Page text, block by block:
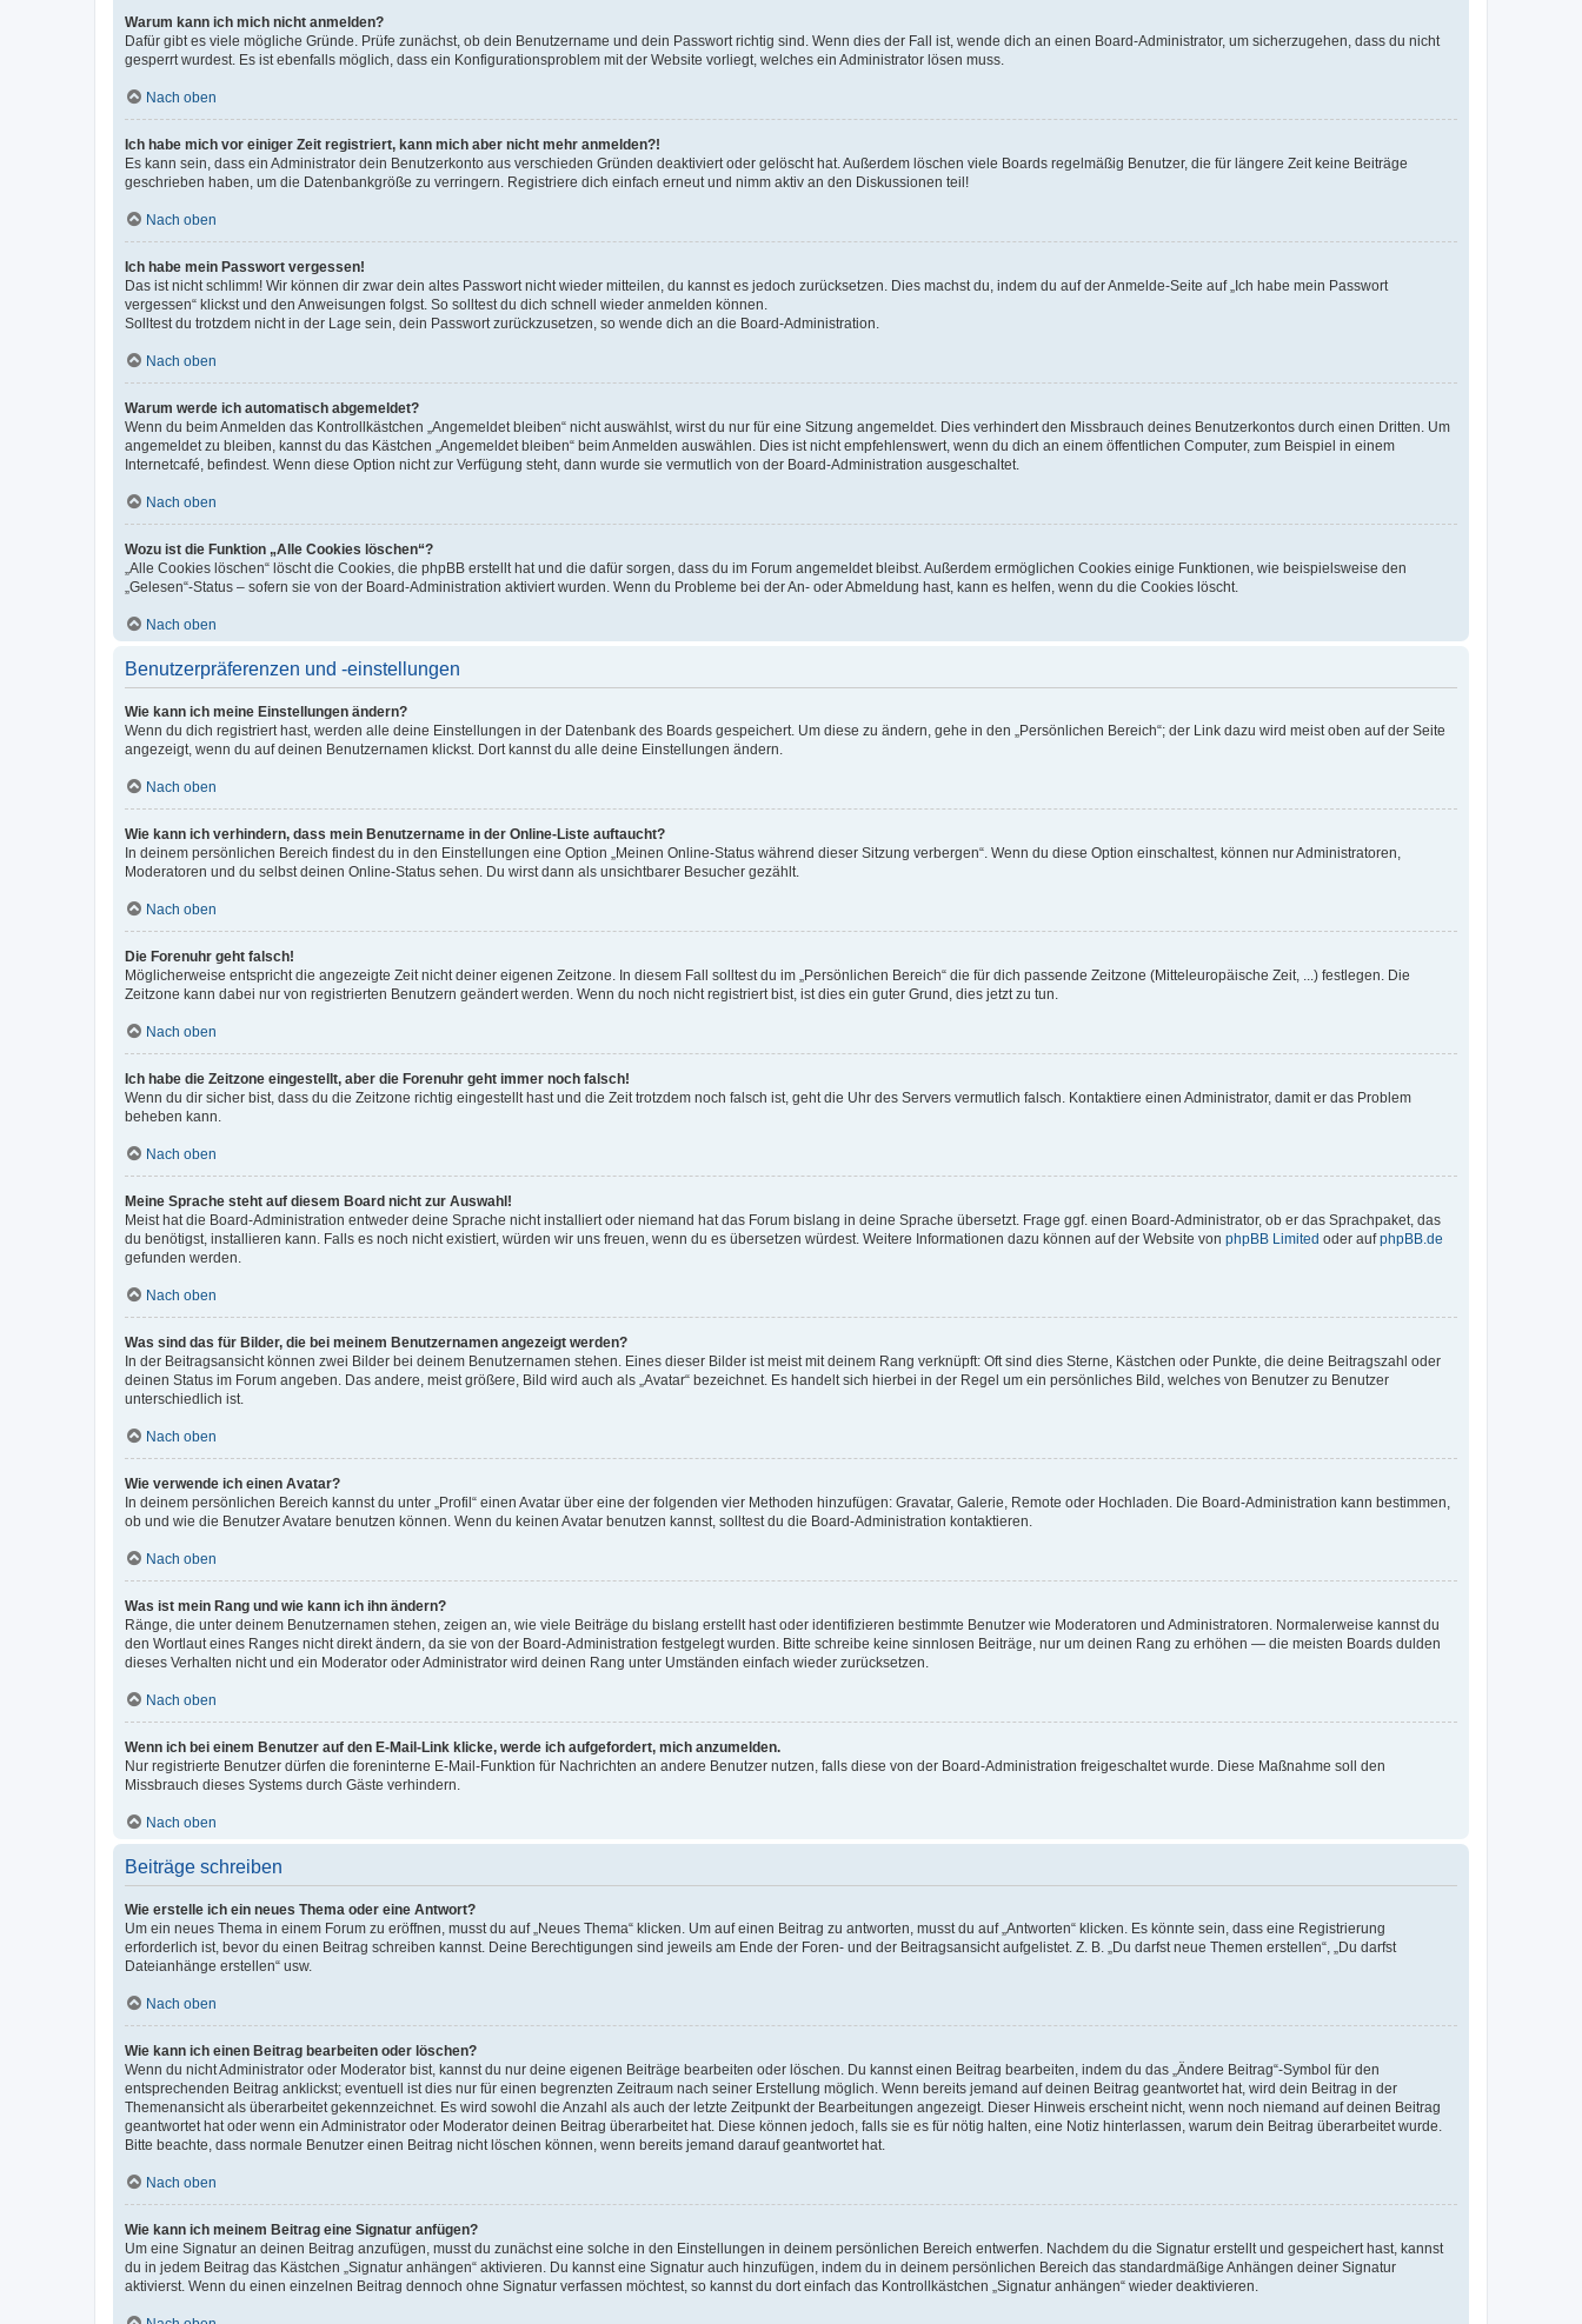
Warum kann ich mich nicht anmelden?
Dafür gibt es viele mögliche Gründe. Prüfe zunächst, ob dein Benutzername und dein Passwort richtig sind. Wenn dies der Fall ist, wende dich an einen Board-Administrator, um sicherzugehen, dass du nicht
gesperrt wurdest. Es ist ebenfalls möglich, dass ein Konfigurationsproblem mit der Website vorliegt, welches ein Administrator lösen muss.
Nach oben
Ich habe mich vor einiger Zeit registriert, kann mich aber nicht mehr anmelden?!
Es kann sein, dass ein Administrator dein Benutzerkonto aus verschieden Gründen deaktiviert oder gelöscht hat. Außerdem löschen viele Boards regelmäßig Benutzer, die für längere Zeit keine Beiträge
geschrieben haben, um die Datenbankgröße zu verringern. Registriere dich einfach erneut und nimm aktiv an den Diskussionen teil!
Nach oben
Ich habe mein Passwort vergessen!
Das ist nicht schlimm! Wir können dir zwar dein altes Passwort nicht wieder mitteilen, du kannst es jedoch zurücksetzen. Dies machst du, indem du auf der Anmelde-Seite auf „Ich habe mein Passwort
vergessen“ klickst und den Anweisungen folgst. So solltest du dich schnell wieder anmelden können.
Solltest du trotzdem nicht in der Lage sein, dein Passwort zurückzusetzen, so wende dich an die Board-Administration.
Nach oben
Warum werde ich automatisch abgemeldet?
Wenn du beim Anmelden das Kontrollkästchen „Angemeldet bleiben“ nicht auswählst, wirst du nur für eine Sitzung angemeldet. Dies verhindert den Missbrauch deines Benutzerkontos durch einen Dritten. Um
angemeldet zu bleiben, kannst du das Kästchen „Angemeldet bleiben“ beim Anmelden auswählen. Dies ist nicht empfehlenswert, wenn du dich an einem öffentlichen Computer, zum Beispiel in einem
Internetcafé, befindest. Wenn diese Option nicht zur Verfügung steht, dann wurde sie vermutlich von der Board-Administration ausgeschaltet.
Nach oben
Wozu ist die Funktion „Alle Cookies löschen“?
„Alle Cookies löschen“ löscht die Cookies, die phpBB erstellt hat und die dafür sorgen, dass du im Forum angemeldet bleibst. Außerdem ermöglichen Cookies einige Funktionen, wie beispielsweise den
„Gelesen“-Status – sofern sie von der Board-Administration aktiviert wurden. Wenn du Probleme bei der An- oder Abmeldung hast, kann es helfen, wenn du die Cookies löscht.
Nach oben
Benutzerpräferenzen und -einstellungen
Wie kann ich meine Einstellungen ändern?
Wenn du dich registriert hast, werden alle deine Einstellungen in der Datenbank des Boards gespeichert. Um diese zu ändern, gehe in den „Persönlichen Bereich“; der Link dazu wird meist oben auf der Seite
angezeigt, wenn du auf deinen Benutzernamen klickst. Dort kannst du alle deine Einstellungen ändern.
Nach oben
Wie kann ich verhindern, dass mein Benutzername in der Online-Liste auftaucht?
In deinem persönlichen Bereich findest du in den Einstellungen eine Option „Meinen Online-Status während dieser Sitzung verbergen“. Wenn du diese Option einschaltest, können nur Administratoren,
Moderatoren und du selbst deinen Online-Status sehen. Du wirst dann als unsichtbarer Besucher gezählt.
Nach oben
Die Forenuhr geht falsch!
Möglicherweise entspricht die angezeigte Zeit nicht deiner eigenen Zeitzone. In diesem Fall solltest du im „Persönlichen Bereich“ die für dich passende Zeitzone (Mitteleuropäische Zeit, ...) festlegen. Die
Zeitzone kann dabei nur von registrierten Benutzern geändert werden. Wenn du noch nicht registriert bist, ist dies ein guter Grund, dies jetzt zu tun.
Nach oben
Ich habe die Zeitzone eingestellt, aber die Forenuhr geht immer noch falsch!
Wenn du dir sicher bist, dass du die Zeitzone richtig eingestellt hast und die Zeit trotzdem noch falsch ist, geht die Uhr des Servers vermutlich falsch. Kontaktiere einen Administrator, damit er das Problem
beheben kann.
Nach oben
Meine Sprache steht auf diesem Board nicht zur Auswahl!
Meist hat die Board-Administration entweder deine Sprache nicht installiert oder niemand hat das Forum bislang in deine Sprache übersetzt. Frage ggf. einen Board-Administrator, ob er das Sprachpaket, das
du benötigst, installieren kann. Falls es noch nicht existiert, würden wir uns freuen, wenn du es übersetzen würdest. Weitere Informationen dazu können auf der Website von phpBB Limited oder aufphpBB.de
gefunden werden.
Nach oben
Was sind das für Bilder, die bei meinem Benutzernamen angezeigt werden?
In der Beitragsansicht können zwei Bilder bei deinem Benutzernamen stehen. Eines dieser Bilder ist meist mit deinem Rang verknüpft: Oft sind dies Sterne, Kästchen oder Punkte, die deine Beitragszahl oder
deinen Status im Forum angeben. Das andere, meist größere, Bild wird auch als „Avatar“ bezeichnet. Es handelt sich hierbei in der Regel um ein persönliches Bild, welches von Benutzer zu Benutzer
unterschiedlich ist.
Nach oben
Wie verwende ich einen Avatar?
In deinem persönlichen Bereich kannst du unter „Profil“ einen Avatar über eine der folgenden vier Methoden hinzufügen: Gravatar, Galerie, Remote oder Hochladen. Die Board-Administration kann bestimmen,
ob und wie die Benutzer Avatare benutzen können. Wenn du keinen Avatar benutzen kannst, solltest du die Board-Administration kontaktieren.
Nach oben
Was ist mein Rang und wie kann ich ihn ändern?
Ränge, die unter deinem Benutzernamen stehen, zeigen an, wie viele Beiträge du bislang erstellt hast oder identifizieren bestimmte Benutzer wie Moderatoren und Administratoren. Normalerweise kannst du
den Wortlaut eines Ranges nicht direkt ändern, da sie von der Board-Administration festgelegt wurden. Bitte schreibe keine sinnlosen Beiträge, nur um deinen Rang zu erhöhen — die meisten Boards dulden
dieses Verhalten nicht und ein Moderator oder Administrator wird deinen Rang unter Umständen einfach wieder zurücksetzen.
Nach oben
Wenn ich bei einem Benutzer auf den E-Mail-Link klicke, werde ich aufgefordert, mich anzumelden.
Nur registrierte Benutzer dürfen die foreninterne E-Mail-Funktion für Nachrichten an andere Benutzer nutzen, falls diese von der Board-Administration freigeschaltet wurde. Diese Maßnahme soll den
Missbrauch dieses Systems durch Gäste verhindern.
Nach oben
Beiträge schreiben
Wie erstelle ich ein neues Thema oder eine Antwort?
Um ein neues Thema in einem Forum zu eröffnen, musst du auf „Neues Thema“ klicken. Um auf einen Beitrag zu antworten, musst du auf „Antworten“ klicken. Es könnte sein, dass eine Registrierung
erforderlich ist, bevor du einen Beitrag schreiben kannst. Deine Berechtigungen sind jeweils am Ende der Foren- und der Beitragsansicht aufgelistet. Z. B. „Du darfst neue Themen erstellen“, „Du darfst
Dateianhänge erstellen“ usw.
Nach oben
Wie kann ich einen Beitrag bearbeiten oder löschen?
Wenn du nicht Administrator oder Moderator bist, kannst du nur deine eigenen Beiträge bearbeiten oder löschen. Du kannst einen Beitrag bearbeiten, indem du das „Ändere Beitrag“-Symbol für den
entsprechenden Beitrag anklickst; eventuell ist dies nur für einen begrenzten Zeitraum nach seiner Erstellung möglich. Wenn bereits jemand auf deinen Beitrag geantwortet hat, wird dein Beitrag in der
Themenansicht als überarbeitet gekennzeichnet. Es wird sowohl die Anzahl als auch der letzte Zeitpunkt der Bearbeitungen angezeigt. Dieser Hinweis erscheint nicht, wenn noch niemand auf deinen Beitrag
geantwortet hat oder wenn ein Administrator oder Moderator deinen Beitrag überarbeitet hat. Diese können jedoch, falls sie es für nötig halten, eine Notiz hinterlassen, warum dein Beitrag überarbeitet wurde.
Bitte beachte, dass normale Benutzer einen Beitrag nicht löschen können, wenn bereits jemand darauf geantwortet hat.
Nach oben
Wie kann ich meinem Beitrag eine Signatur anfügen?
Um eine Signatur an deinen Beitrag anzufügen, musst du zunächst eine solche in den Einstellungen in deinem persönlichen Bereich entwerfen. Nachdem du die Signatur erstellt und gespeichert hast, kannst
du in jedem Beitrag das Kästchen „Signatur anhängen“ aktivieren. Du kannst eine Signatur auch hinzufügen, indem du in deinem persönlichen Bereich das standardmäßige Anhängen deiner Signatur
aktivierst. Wenn du einen einzelnen Beitrag dennoch ohne Signatur verfassen möchtest, so kannst du dort einfach das Kontrollkästchen „Signatur anhängen“ wieder deaktivieren.